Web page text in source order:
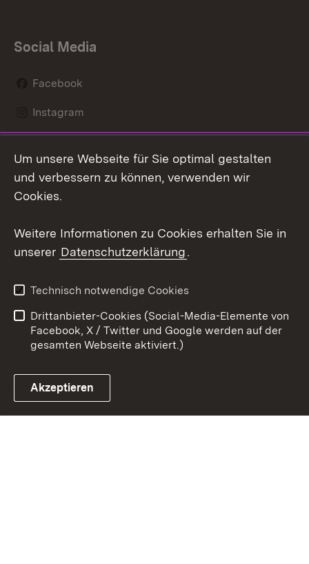
Social Media
Facebook
Instagram
Mastodon
Youtube
Link zum Landesportal
Kontakt
Datenschutz
Barrierefreiheit
Impressum Cookies
Um unsere Webseite für Sie optimal gestalten
und verbessern zu können, verwenden wir
Cookies.
Weitere Informationen zu Cookies erhalten Sie in
unserer Datenschutzerklärung.
Technisch notwendige Cookies
Drittanbieter-Cookies (Social-Media-Elemente von
Facebook, X / Twitter und Google werden auf der
gesamten Webseite aktiviert.)
Akzeptieren